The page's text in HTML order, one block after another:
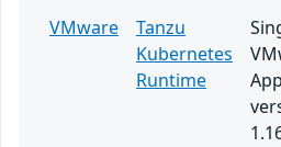
VMware
Tanzu
Kubernetes
Runtime